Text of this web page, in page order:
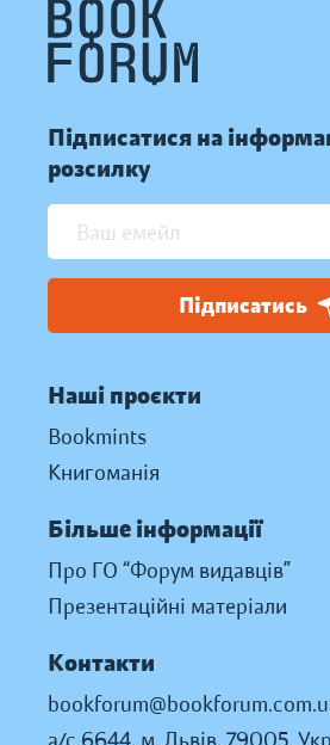
Підписатися на
розсилку
Підписатись
Наші проєкти
Bookmints
Книгоманія
Більше інформації
Про ГО “Форум видавців”
Презентаційні матеріали
Контакти